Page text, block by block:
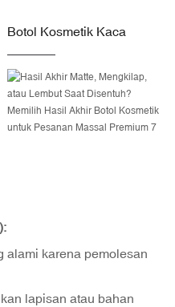
Botol Kosmetik Kaca
alami karena pemolesan
lapisan atau bahan